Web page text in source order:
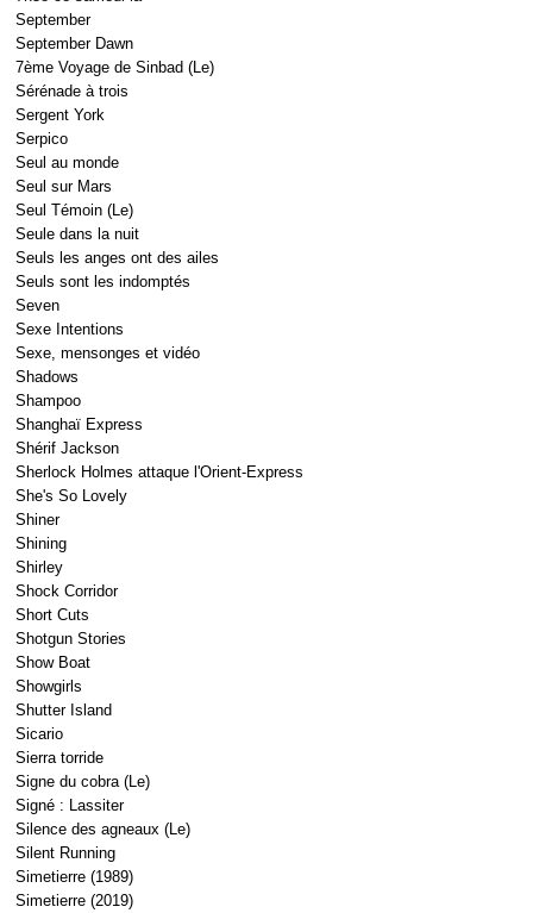
September
September Dawn
7ème Voyage de Sinbad (Le)
Sérénade à trois
Sergent York
Serpico
Seul au monde
Seul sur Mars
Seul Témoin (Le)
Seule dans la nuit
Seuls les anges ont des ailes
Seuls sont les indomptés
Seven
Sexe Intentions
Sexe, mensonges et vidéo
Shadows
Shampoo
Shanghaï Express
Shérif Jackson
Sherlock Holmes attaque l'Orient-Express
She's So Lovely
Shiner
Shining
Shirley
Shock Corridor
Short Cuts
Shotgun Stories
Show Boat
Showgirls
Shutter Island
Sicario
Sierra torride
Signe du cobra (Le)
Signé : Lassiter
Silence des agneaux (Le)
Silent Running
Simetierre (1989)
Simetierre (2019)